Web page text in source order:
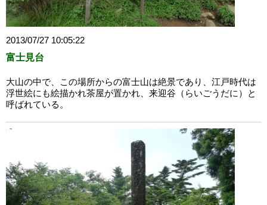
2013/07/27 10:05:22
富士見台
大山の中で、この場所からの富士山は絶景であり、江戸時代は
浮世絵にも絵描かれ茶屋が置かれ、来迎谷（らいごうだに）と
呼ばれている。